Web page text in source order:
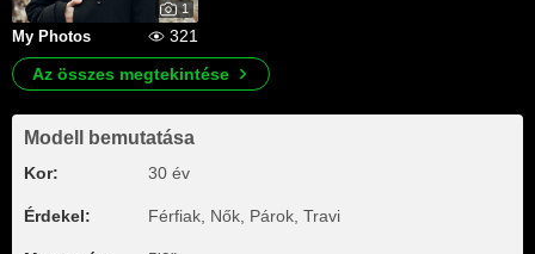
1
My Photos
321
Az összes megtekintése
Modell bemutatása
Kor: 30 év
Érdekel: Férfiak, Nők, Párok, Travi